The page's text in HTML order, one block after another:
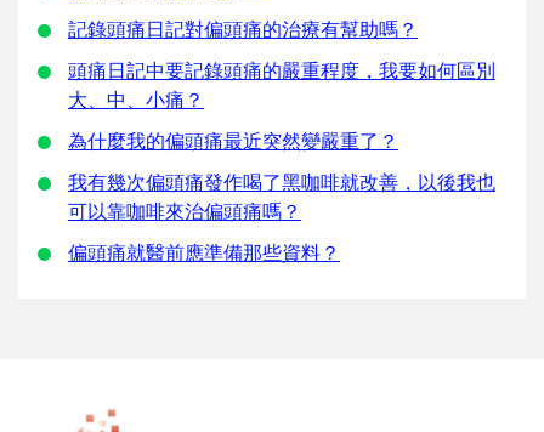
記錄頭痛日記對偏頭痛的治療有幫助嗎？
頭痛日記中要記錄頭痛的嚴重程度，我要如何區別
大、中、小痛？
為什麼我的偏頭痛最近突然變嚴重了？
我有幾次偏頭痛發作喝了黑咖啡就改善，以後我也
可以靠咖啡來治偏頭痛嗎？
偏頭痛就醫前應準備那些資料？